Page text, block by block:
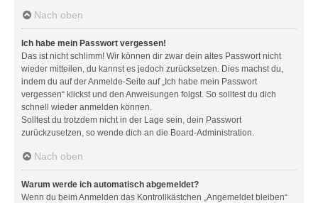
Nach oben
Ich habe mein Passwort vergessen!
Das ist nicht schlimm! Wir können dir zwar dein altes Passwort nicht
wieder mitteilen, du kannst es jedoch zurücksetzen. Dies machst du,
indem du auf der Anmelde-Seite auf „Ich habe mein Passwort
vergessen“ klickst und den Anweisungen folgst. So solltest du dich
schnell wieder anmelden können.
Solltest du trotzdem nicht in der Lage sein, dein Passwort
zurückzusetzen, so wende dich an die Board-Administration.
Nach oben
Warum werde ich automatisch abgemeldet?
Wenn du beim Anmelden das Kontrollkästchen „Angemeldet bleiben“